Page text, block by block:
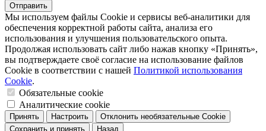
Отправить
Мы используем файлы Cookie и сервисы веб-аналитики для
обеспечения корректной работы сайта, анализа его
использования и улучшения пользовательского опыта.
Продолжая использовать сайт либо нажав кнопку «Принять»,
вы подтверждаете своё согласие на использование файлов
Cookie в соответствии с нашей Политикой использования
Cookie.
Обязательные cookie
Аналитические cookie
Принять Настроить
Отклонить необязательные Cookie
Сохранить и принять
Назад